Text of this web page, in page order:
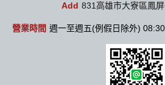
Add 831高雄市大寮區鳳
營業時間 週一至週五(例假日除外)